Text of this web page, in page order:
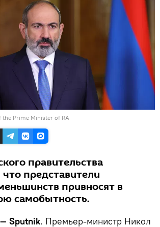
Prime Minister of RA
правительства
представители
привносят в
самобытность.
Sputnik. Премьер-министр Никол